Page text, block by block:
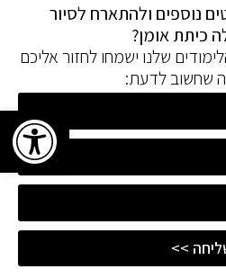
נוספים ולהתארח לסיור
כיתת אומן?
שלנו ישמחו לחזור אליכם
שחשוב לדעת:
>>